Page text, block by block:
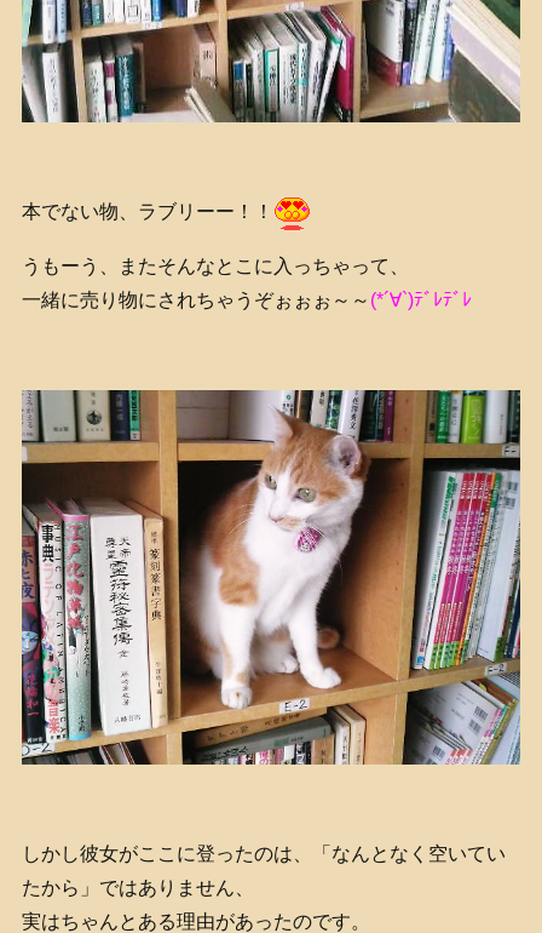
本でない物、ラブリーー！！
うもーう、またそんなとこに入っちゃって、
一緒に売り物にされちゃうぞぉぉぉ～～ (*´∀`)ﾃﾞﾚﾃﾞﾚ
しかし彼女がここに登ったのは、「なんとなく空いてい
たから」ではありません、
実はちゃんとある理由があったのです。